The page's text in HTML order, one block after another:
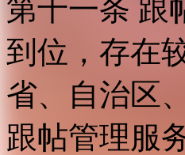
第十一条 跟
到位，存在
省、自治区
跟帖管理服